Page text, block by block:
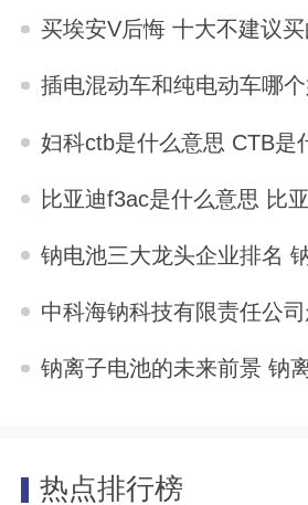
买埃安V后悔 十大不建议
插电混动车和纯电动车哪个好 混动
妇科ctb是什么意思 CTB是
比亚迪f3ac是什么意思 比亚
钠电池三大龙头企业排名 钠
中科海钠科技有限责任公司怎么
钠离子电池的未来前景 钠离子
热点排行榜